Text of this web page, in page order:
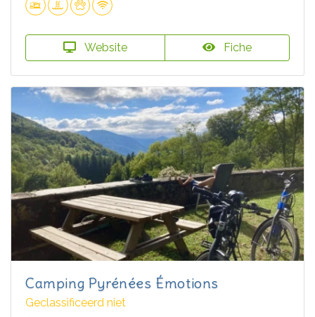
Website Fiche
Camping Pyrénées Émotions
Geclassificeerd niet